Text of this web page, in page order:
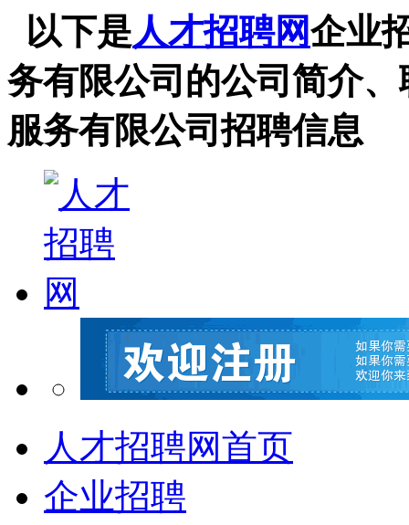
以下是人才招聘网企业
务有限公司的公司简介
服务有限公司招聘信息
人才招聘网首页
企业招聘